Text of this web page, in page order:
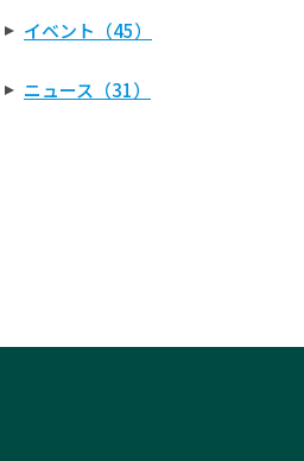
イベント（45）
ニュース（31）